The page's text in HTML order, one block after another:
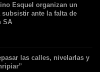
Esquel organizan un
ante la falta de
SA
las calles, nivelarlas y